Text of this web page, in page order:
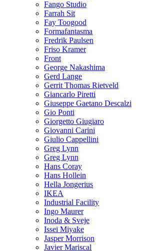
Fango Studio
Farrah Sit
Fay Toogood
Formafantasma
Fredrik Paulsen
Friso Kramer
Front
George Nakashima
Gerd Lange
Gerrit Thomas Rietveld
Giancarlo Piretti
Giuseppe Gaetano Descalzi
Gio Ponti
Giorgetto Giugiaro
Giovanni Carini
Giulio Cappellini
Greg Lynn
Greg Lynn
Hans Coray
Hans Hollein
Hella Jongerius
IKEA
Industrial Facility
Ingo Maurer
Inoda & Sveje
Issei Miyake
Jasper Morrison
Javier Mariscal